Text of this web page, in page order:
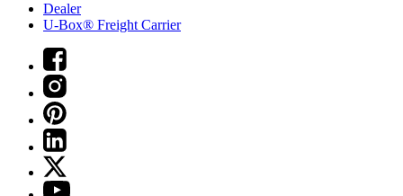
Dealer
U-Box® Freight Carrier